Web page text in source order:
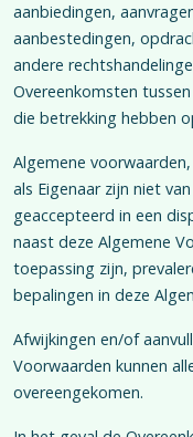
aanbiedingen,
aanbestedingen,
andere
Overeenkomsten
die betrekking hebben
Algemene
als Eigenaar zijn niet
geaccepteerd in een
naast deze Algemene
toepassing zijn,
bepalingen in deze
Afwijkingen en/of
Voorwaarden kunnen
overeengekomen.